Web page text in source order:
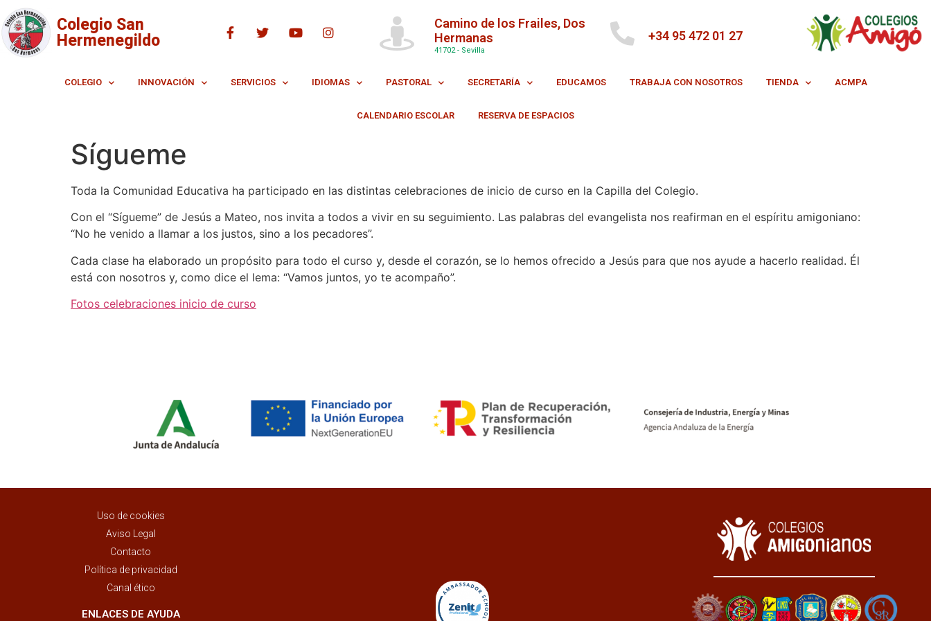
Colegio San
Hermenegildo
Camino de los Frailes, Dos
Hermanas
41702 - Sevilla
+34 95 472 01 27
COLEGIO INNOVACIÓN SERVICIOS IDIOMAS PASTORAL SECRETARÍA EDUCAMOS TRABAJA CON NOSOTROS TIENDA ACMPA
CALENDARIO ESCOLAR RESERVA DE ESPACIOS
Sígueme
Toda la Comunidad Educativa ha participado en las distintas celebraciones de inicio de curso en la Capilla del Colegio.
Con el “Sígueme” de Jesús a Mateo, nos invita a todos a vivir en su seguimiento. Las palabras del evangelista nos reafirman en el espíritu amigoniano:
“No he venido a llamar a los justos, sino a los pecadores”.
Cada clase ha elaborado un propósito para todo el curso y, desde el corazón, se lo hemos ofrecido a Jesús para que nos ayude a hacerlo realidad. Él
está con nosotros y, como dice el lema: “Vamos juntos, yo te acompaño”.
Fotos celebraciones inicio de curso
Uso de cookies
Aviso Legal
Contacto
Política de privacidad
Canal ético
ENLACES DE AYUDA